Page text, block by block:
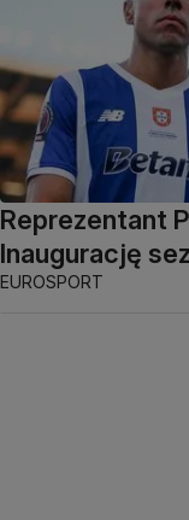
Reprezentant
Inaugurację
EUROSPORT